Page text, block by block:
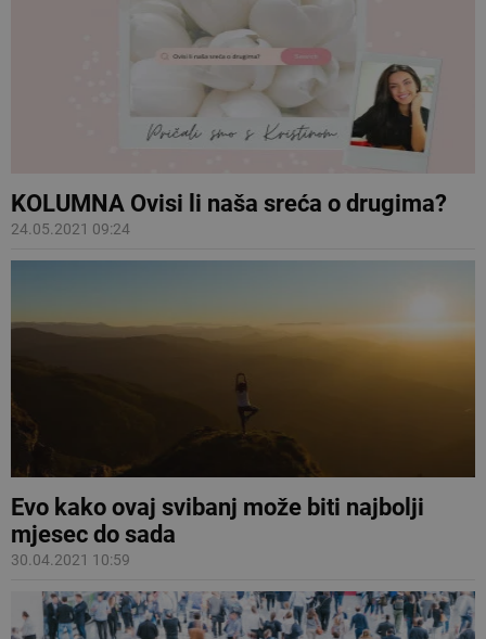
KOLUMNA Ovisi li naša sreća o drugima?
24.05.2021 09:24
Evo kako ovaj svibanj može biti najbolji
mjesec do sada
30.04.2021 10:59